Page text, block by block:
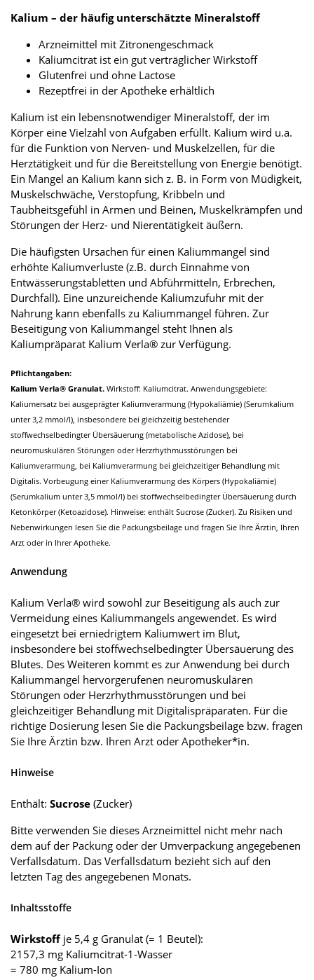
Kalium – der häufig unterschätzte Mineralstoff
Arzneimittel mit Zitronengeschmack
Kaliumcitrat ist ein gut verträglicher Wirkstoff
Glutenfrei und ohne Lactose
Rezeptfrei in der Apotheke erhältlich
Kalium ist ein lebensnotwendiger Mineralstoff, der im
Körper eine Vielzahl von Aufgaben erfüllt. Kalium wird u.a.
für die Funktion von Nerven- und Muskelzellen, für die
Herztätigkeit und für die Bereitstellung von Energie benötigt.
Ein Mangel an Kalium kann sich z. B. in Form von Müdigkeit,
Muskelschwäche, Verstopfung, Kribbeln und
Taubheitsgefühl in Armen und Beinen, Muskelkrämpfen und
Störungen der Herz- und Nierentätigkeit äußern.
Die häufigsten Ursachen für einen Kaliummangel sind
erhöhte Kaliumverluste (z.B. durch Einnahme von
Entwässerungstabletten und Abführmitteln, Erbrechen,
Durchfall). Eine unzureichende Kaliumzufuhr mit der
Nahrung kann ebenfalls zu Kaliummangel führen. Zur
Beseitigung von Kaliummangel steht Ihnen als
Kaliumpräparat Kalium Verla® zur Verfügung.
Pflichtangaben:
Kalium Verla® Granulat. Wirkstoff: Kaliumcitrat. Anwendungsgebiete:
Kaliumersatz bei ausgeprägter Kaliumverarmung (Hypokaliämie) (Serumkalium
unter 3,2 mmol/l), insbesondere bei gleichzeitig bestehender
stoffwechselbedingter Übersäuerung (metabolische Azidose), bei
neuromuskulären Störungen oder Herzrhythmusstörungen bei
Kaliumverarmung, bei Kaliumverarmung bei gleichzeitiger Behandlung mit
Digitalis. Vorbeugung einer Kaliumverarmung des Körpers (Hypokaliämie)
(Serumkalium unter 3,5 mmol/l) bei stoffwechselbedingter Übersäuerung durch
Ketonkörper (Ketoazidose). Hinweise: enthält Sucrose (Zucker). Zu Risiken und
Nebenwirkungen lesen Sie die Packungsbeilage und fragen Sie Ihre Ärztin, Ihren
Arzt oder in Ihrer Apotheke.
Anwendung
Kalium Verla® wird sowohl zur Beseitigung als auch zur
Vermeidung eines Kaliummangels angewendet. Es wird
eingesetzt bei erniedrigtem Kaliumwert im Blut,
insbesondere bei stoffwechselbedingter Übersäuerung des
Blutes. Des Weiteren kommt es zur Anwendung bei durch
Kaliummangel hervorgerufenen neuromuskulären
Störungen oder Herzrhythmusstörungen und bei
gleichzeitiger Behandlung mit Digitalispräparaten. Für die
richtige Dosierung lesen Sie die Packungsbeilage bzw. fragen
Sie Ihre Ärztin bzw. Ihren Arzt oder Apotheker*in.
Hinweise
Enthält: Sucrose (Zucker)
Bitte verwenden Sie dieses Arzneimittel nicht mehr nach
dem auf der Packung oder der Umverpackung angegebenen
Verfallsdatum. Das Verfallsdatum bezieht sich auf den
letzten Tag des angegebenen Monats.
Inhaltsstoffe
Wirkstoff je 5,4 g Granulat (= 1 Beutel):
2157,3 mg Kaliumcitrat-1-Wasser
= 780 mg Kalium-Ion